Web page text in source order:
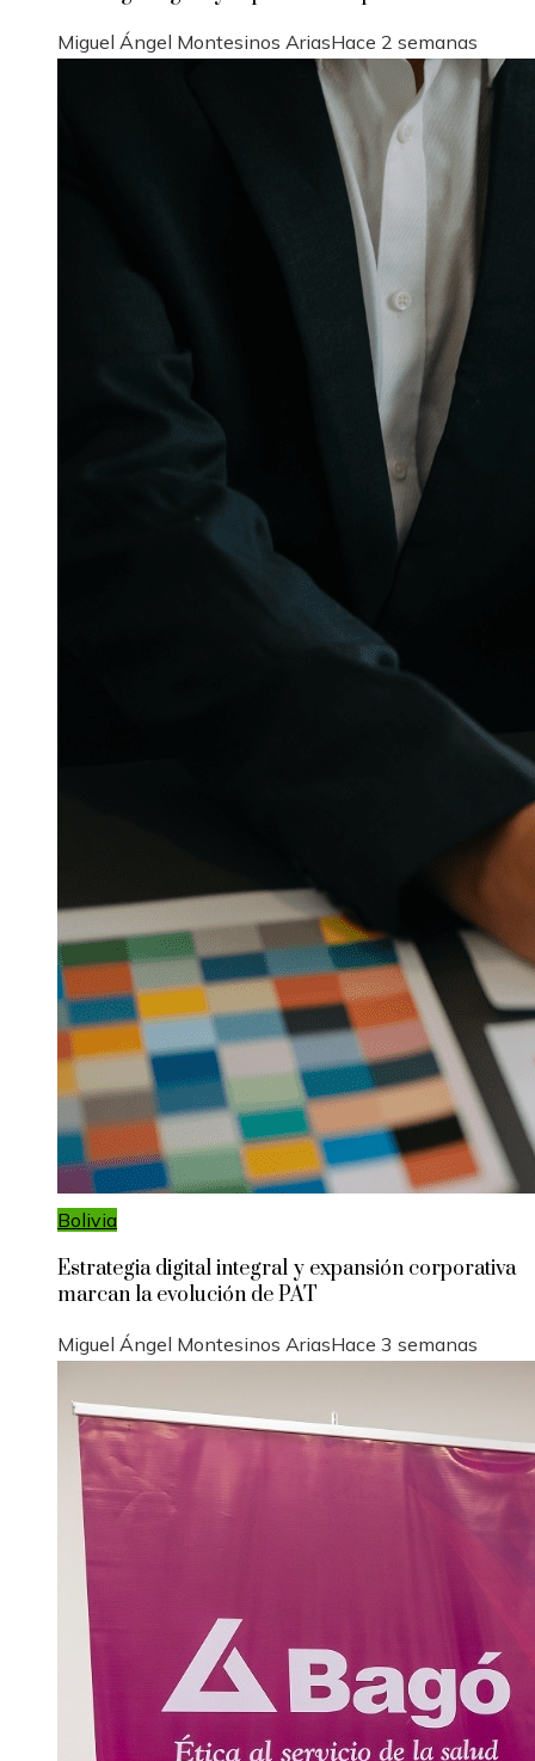
Miguel Ángel Montesinos AriasHace 2 semanas
Bolivia
Estrategia digital integral y expansión corporativa
marcan la evolución de PAT
Miguel Ángel Montesinos AriasHace 3 semanas